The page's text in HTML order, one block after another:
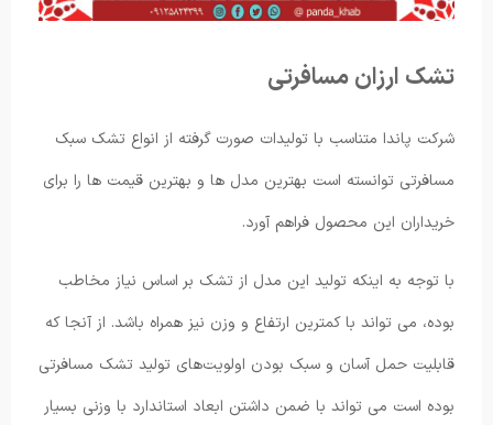
تشک ارزان مسافرتی
شرکت پاندا متناسب با تولیدات صورت ‌گرفته از انواع تشک سبک
مسافرتی توانسته است بهترین مدل ها و بهترین قیمت ها را برای
خریداران این محصول فراهم آورد.
با توجه به اینکه تولید این مدل از تشک بر اساس نیاز مخاطب
بوده، می ‌تواند با کمترین ارتفاع و وزن نیز همراه باشد. از آنجا که
قابلیت حمل آسان و سبک بودن اولویت‌های تولید تشک ‌مسافرتی
بوده است می تواند با ضمن داشتن ابعاد استاندارد با وزنی بسیار